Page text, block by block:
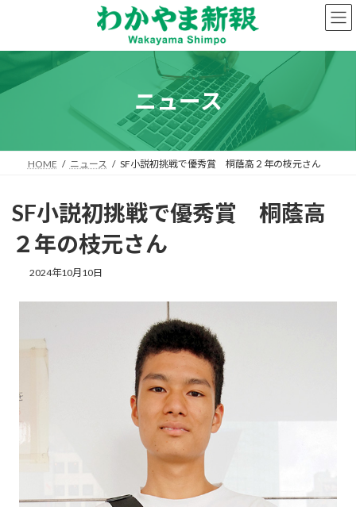
ン
へ
プ
ー
ョ
動
ニュース
HOME ニュース SF小説初挑戦で優秀賞 桐蔭高２年の枝元さん
SF小説初挑戦で優秀賞 桐蔭高
２年の枝元さん
2024年10月10日